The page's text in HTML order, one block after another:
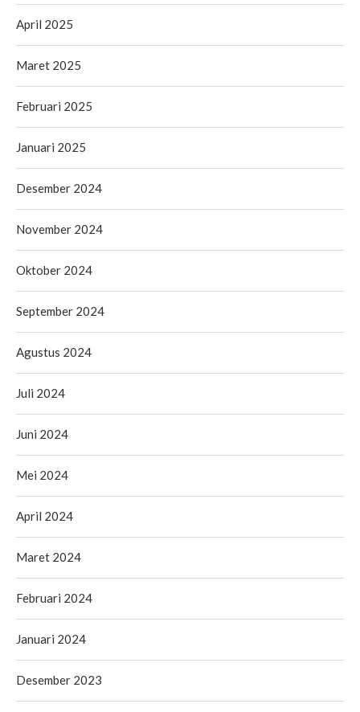
April 2025
Maret 2025
Februari 2025
Januari 2025
Desember 2024
November 2024
Oktober 2024
September 2024
Agustus 2024
Juli 2024
Juni 2024
Mei 2024
April 2024
Maret 2024
Februari 2024
Januari 2024
Desember 2023